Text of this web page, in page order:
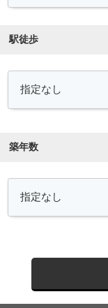
駅徒歩
築年数